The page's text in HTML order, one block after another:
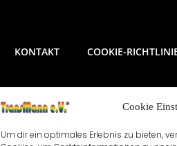
Cookie
Um dir ein optimales Erlebnis zu bieten,
KONTAKT COOKIE-